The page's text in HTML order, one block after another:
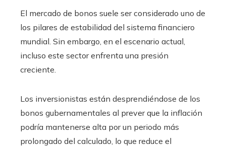
El mercado de bonos suele ser considerado uno de
los pilares de estabilidad del sistema financiero
mundial. Sin embargo, en el escenario actual,
incluso este sector enfrenta una presión
creciente.
Los inversionistas están desprendiéndose de los
bonos gubernamentales al prever que la inflación
podría mantenerse alta por un periodo más
prolongado del calculado, lo que reduce el